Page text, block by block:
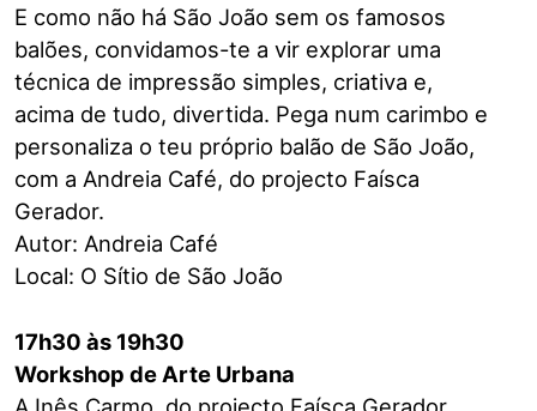
E como não há São João sem os famosos
balões, convidamos-te a vir explorar uma
técnica de impressão simples, criativa e,
acima de tudo, divertida. Pega num carimbo e
personaliza o teu próprio balão de São João,
com a Andreia Café, do projecto Faísca
Gerador.
Autor: Andreia Café
Local: O Sítio de São João
17h30 às 19h30
Workshop de Arte Urbana